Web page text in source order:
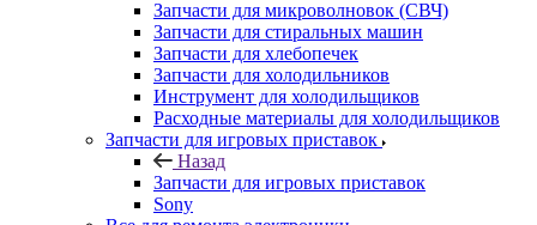
Запчасти для микроволновок (СВЧ)
Запчасти для стиральных машин
Запчасти для хлебопечек
Запчасти для холодильников
Инструмент для холодильщиков
Расходные материалы для холодильщиков
Запчасти для игровых приставок
Назад
Запчасти для игровых приставок
Sony